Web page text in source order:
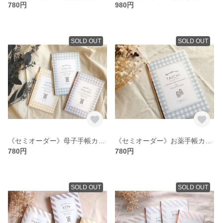
780円
980円
SOLD OUT
780円
SOLD OUT
780円
SOLD OUT SOLD OUT